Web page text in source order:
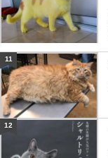
11
12